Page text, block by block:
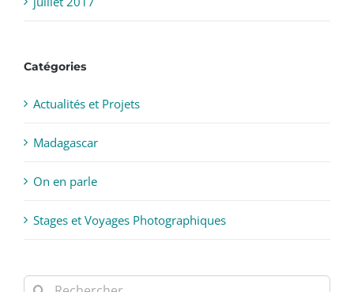
juillet 2017
Catégories
Actualités et Projets
Madagascar
On en parle
Stages et Voyages Photographiques